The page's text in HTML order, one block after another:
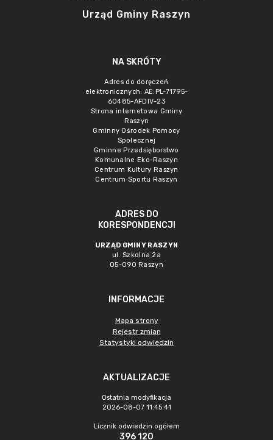
Urząd Gminy Raszyn
NA SKRÓTY
Adres do doręczeń
elektronicznych: AE:PL-71795-
60485-AFDIV-23
Strona internetowa Gminy
Raszyn
Gminny Ośrodek Pomocy
Społecznej
Gminne Przedsięborstwo
Komunalne Eko-Raszyn
Centrum Kultury Raszyn
Centrum Sportu Raszyn
ADRES DO
KORESPONDENCJI
URZĄD GMINY RASZYN
ul. Szkolna 2a
05-090 Raszyn
INFORMACJE
Mapa strony
Rejestr zmian
Statystyki odwiedzin
AKTUALIZACJE
Ostatnia modyfikacja
2026-08-07 11:45:41
Licznik odwiedzin ogółem
396 120